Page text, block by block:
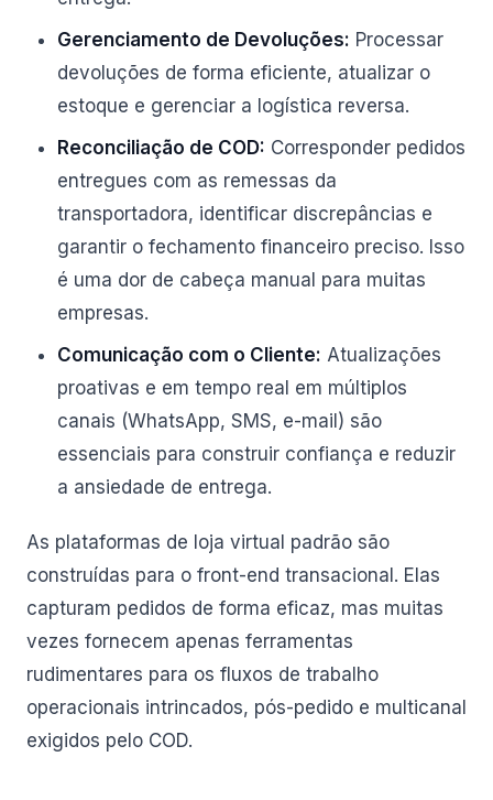
Gerenciamento de Devoluções: Processar
devoluções de forma eficiente, atualizar o
estoque e gerenciar a logística reversa.
Reconciliação de COD: Corresponder pedidos
entregues com as remessas da
transportadora, identificar discrepâncias e
garantir o fechamento financeiro preciso. Isso
é uma dor de cabeça manual para muitas
empresas.
Comunicação com o Cliente: Atualizações
proativas e em tempo real em múltiplos
canais (WhatsApp, SMS, e-mail) são
essenciais para construir confiança e reduzir
a ansiedade de entrega.
As plataformas de loja virtual padrão são
construídas para o front-end transacional. Elas
capturam pedidos de forma eficaz, mas muitas
vezes fornecem apenas ferramentas
rudimentares para os fluxos de trabalho
operacionais intrincados, pós-pedido e multicanal
exigidos pelo COD.